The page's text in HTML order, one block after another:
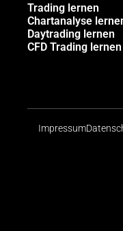
Trading lernen
Chartanalyse
Daytrading lernen
CFD Trading lernen
Impressum